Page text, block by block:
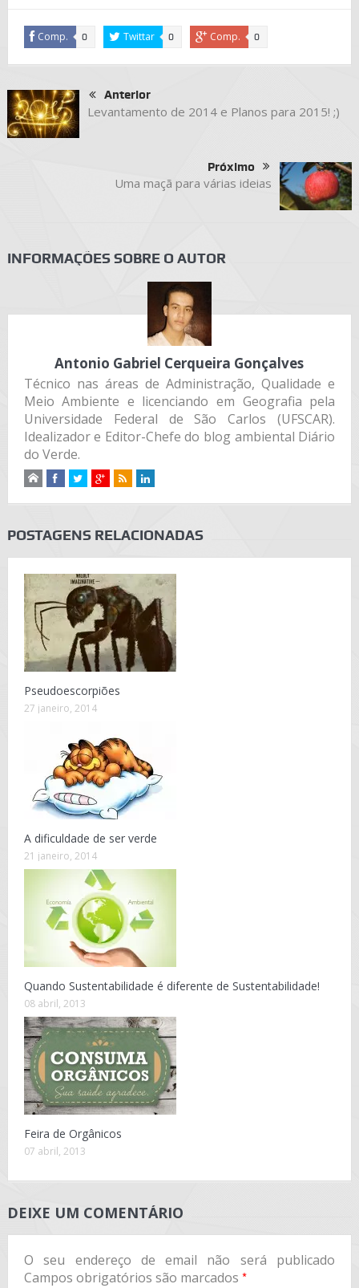
Comp. 0 Twittar 0 Comp. 0
Anterior
Levantamento de 2014 e Planos para 2015! ;)
Próximo
Uma maçã para várias ideias
INFORMAÇÕES SOBRE O AUTOR
Antonio Gabriel Cerqueira Gonçalves
Técnico nas áreas de Administração, Qualidade e
Meio Ambiente e licenciando em Geografia pela
Universidade Federal de São Carlos (UFSCAR).
Idealizador e Editor-Chefe do blog ambiental Diário
do Verde.
POSTAGENS RELACIONADAS
Pseudoescorpiões
27 janeiro, 2014
A dificuldade de ser verde
21 janeiro, 2014
Quando Sustentabilidade é diferente de Sustentabilidade!
08 abril, 2013
Feira de Orgânicos
07 abril, 2013
DEIXE UM COMENTÁRIO
O seu endereço de email não será publicado
Campos obrigatórios são marcados *